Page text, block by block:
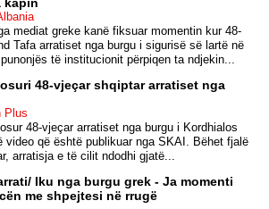
mediat greke kanë fiksuar momentin kur 48-
Tafa arratiset nga burgu i sigurisë së lartë në
të institucionit përpiqen ta ndjekin...
48-vjeçar shqiptar arratiset nga
Plus
48-vjeçar arratiset nga burgu i Kordhialos
video që është publikuar nga SKAI. Bëhet fjalë
arratisja e të cilit ndodhi gjatë...
Iku nga burgu grek - Ja momenti
me shpejtesi në rrugë